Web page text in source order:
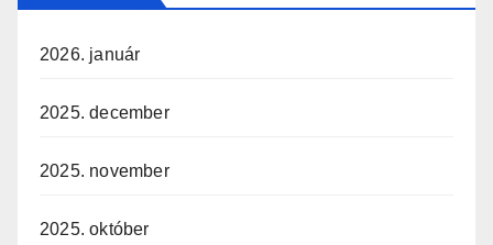
2026. január
2025. december
2025. november
2025. október